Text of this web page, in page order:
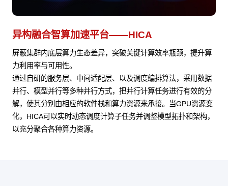
异构融合智算加速平台——HICA
屏蔽集群内底层算力生态差异，突破关键计算效率瓶颈，提升算
力利用率与可用性。
通过自研的服务层、中间适配层、以及调度编排算法，采用数据
并行、模型并行等多种并行方式，把并行计算任务进行有效的分
解，使其分别由相应的软件栈和算力资源来承接。当GPU资源变
化，HICA可以实时动态调度计算子任务并调整模型拓扑和架构，
以充分聚合各种算力资源。